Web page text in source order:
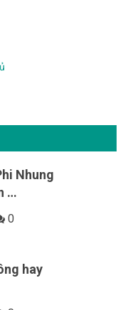
Nhung
…
0
hay